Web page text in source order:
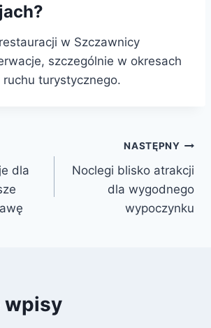
w Szczawnicy
szczególnie w okresach
turystycznego.
dla
NASTĘPNY
Noclegi blisko atrakcji
dla wygodnego
wypoczynku
wpisy